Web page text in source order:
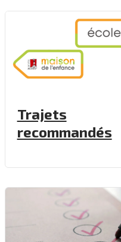
Trajets
recommandés